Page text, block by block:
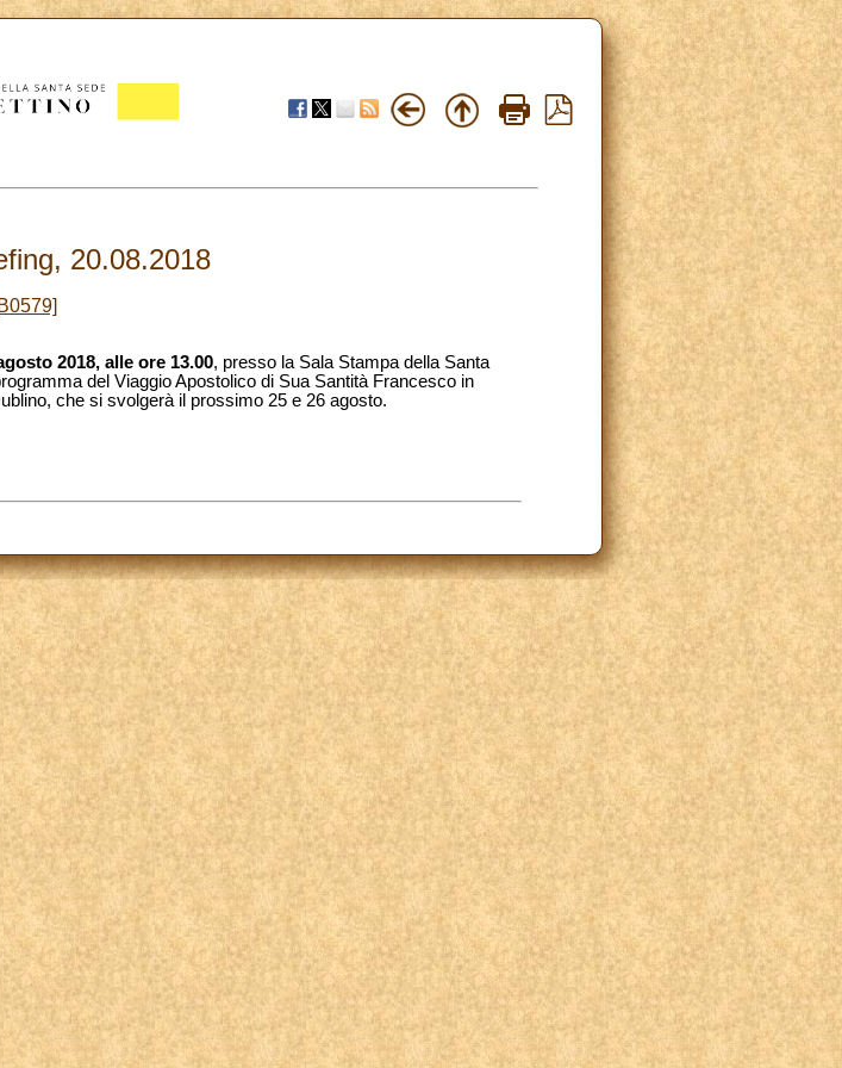
20.08.2018
2018, alle ore 13.00, presso la Sala Stampa della Santa
del Viaggio Apostolico di Sua Santità Francesco in
che si svolgerà il prossimo 25 e 26 agosto.